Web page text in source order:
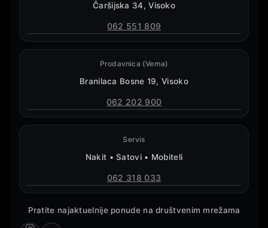
Čaršijska 34, Visoko
062 551 809
Prodavnica (Vema)
Branilaca Bosne 19, Visoko
062 202 900
Servis
Nakit • Satovi • Mobiteli
062 318 033
Pratite najaktuelnije ponude na društvenim mrežama